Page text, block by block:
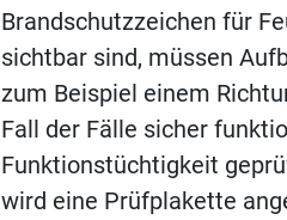
Brandschutzzeichen für
sichtbar sind, müssen
zum Beispiel einem
Fall der Fälle sicher
Funktionstüchtigkeit
wird eine Prüfplakette